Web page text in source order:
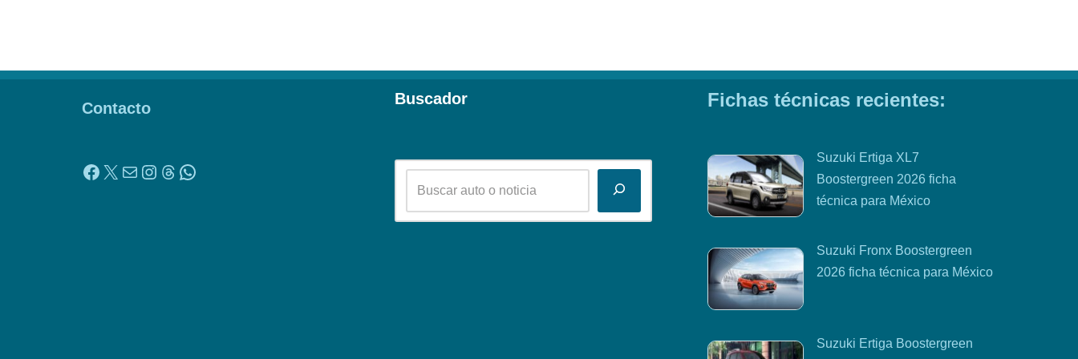
Contacto
Buscador Fichas técnicas recientes:
Suzuki Ertiga XL7
Boostergreen 2026 ficha
técnica para México
Suzuki Fronx Boostergreen
2026 ficha técnica para México
Suzuki Ertiga Boostergreen